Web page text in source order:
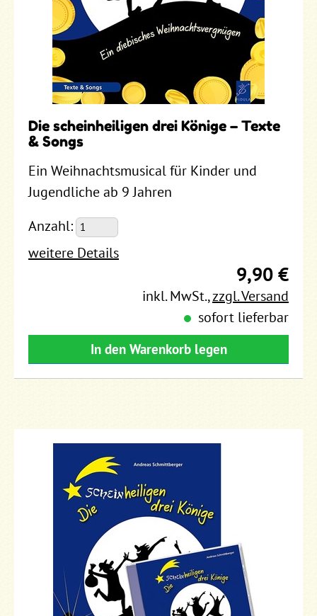
Die scheinheiligen drei Könige – Texte
& Songs
Ein Weihnachtsmusical für Kinder und
Jugendliche ab 9 Jahren
Anzahl:
weitere Details
9,90 €
inkl. MwSt.,zzgl. Versand
sofort lieferbar
In den Warenkorb legen